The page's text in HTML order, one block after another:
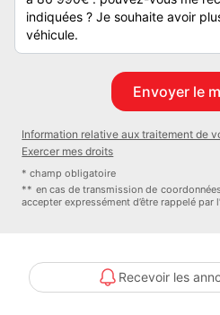
- Largeur : 2.32
- Hauteur : 2.95
- PTAC : 3500
- Poids lourd : Non
- Boite de vitesse : Automatique
- Mois garantie : 24
- Garantie commerciale : Intégral
- Garantie constructeur : Intégral
Garantie mécanique
Information relative aux traitement de
Exercer mes droits
* champ obligatoire
** en cas de transmission de
accepter expressément d’être rappelé par
Recevoir les